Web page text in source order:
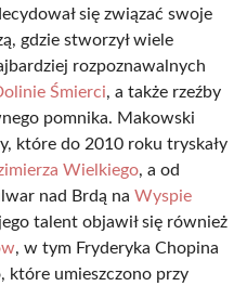
się związać swoje
gdzie stworzył wiele
rozpoznawalnych
Śmierci, a także rzeźby
pomnika. Makowski
które do 2010 roku tryskały
Wielkiego, a od
nad Brdą na Wyspie
talent objawił się również
, w tym Fryderyka Chopina
które umieszczono przy